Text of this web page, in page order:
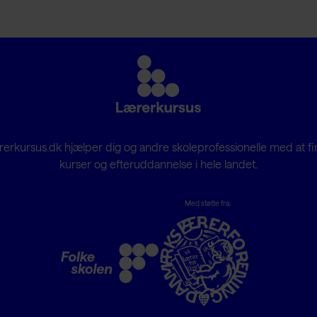
hjælper dig og andre skoleprofessionelle med at
kurser og efteruddannelse i hele landet.
Med støtte fra: